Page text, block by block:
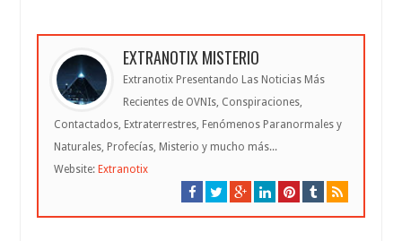
EXTRANOTIX MISTERIO
Extranotix Presentando Las Noticias Más
Recientes de OVNIs, Conspiraciones,
Contactados, Extraterrestres, Fenómenos Paranormales y
Naturales, Profecías, Misterio y mucho más...
Website: Extranotix